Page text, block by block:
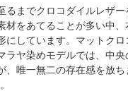
るまでクロコダイルレザ
をあてることが多い中、
にしています。マットク
ラヤ染めモデルでは、中
、唯一無二の存在感を放